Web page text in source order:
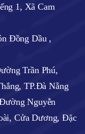
1, Xã Cam
Đồng Dầu ,
Trần Phú,
TP.Đà Nẵng
Nguyễn
Cửa Dương, Đặc